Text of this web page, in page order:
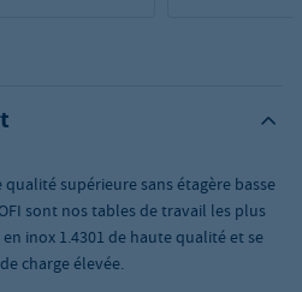
supérieure sans étagère basse
sont nos tables de travail les plus
inox 1.4301 de haute qualité et se
charge élevée.